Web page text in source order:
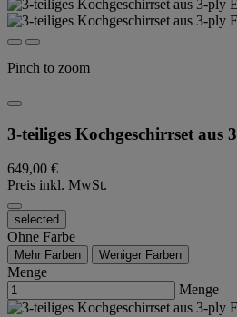
Pinch to zoom
3-teiliges Kochgeschirrset aus
649,00 €
Preis inkl. MwSt.
selected
Ohne Farbe
Mehr Farben Weniger Farben
Menge
Menge